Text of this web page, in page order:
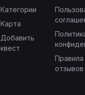
Категории
Карта
Добавить
квест
отзывов